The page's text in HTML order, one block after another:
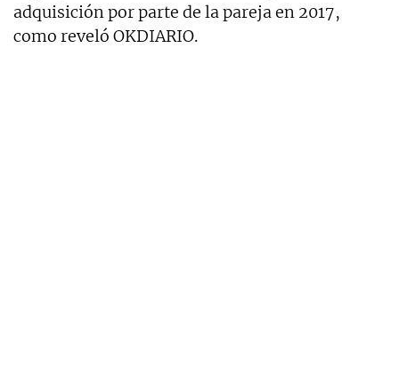
adquisición por parte de la pareja en 2017,
como reveló OKDIARIO.